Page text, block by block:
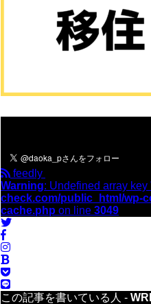
feedly
Warning: Undefined array
check.com/public_html/wp-
cache.php on line 3049
この記事を書いている人 -